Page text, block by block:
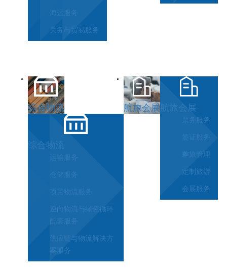
海运服务
关务与贸易服务
综合物流
综合物流
运输服务
仓储服务
项目物流服务
逆向物流与绿色循环
配套服务
供应链与物流解决方
案服务
航旅会展航旅会展
票务服务
签证服务
差旅管理
定制旅游
会展服务